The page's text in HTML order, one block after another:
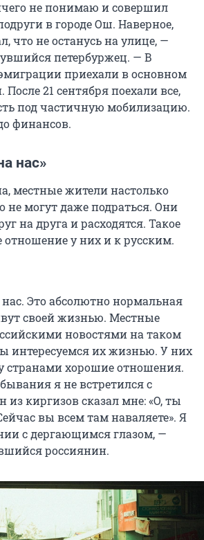
не понимаю и совершил
в городе Ош. Наверное,
что не останусь на улице, —
петербуржец. — В
приехали в основном
21 сентября поехали все,
под частичную мобилизацию.
финансов.
нас»
местные жители настолько
могут даже подраться. Они
на друга и расходятся. Такое
у них и к русским.
Это абсолютно нормальная
своей жизнью. Местные
новостями на таком
интересуемся их жизнью. У них
странами хорошие отношения.
я не встретился с
из киргизов сказал мне: «О, ты
вы всем там наваляете». Я
с дергающимся глазом, —
россиянин.